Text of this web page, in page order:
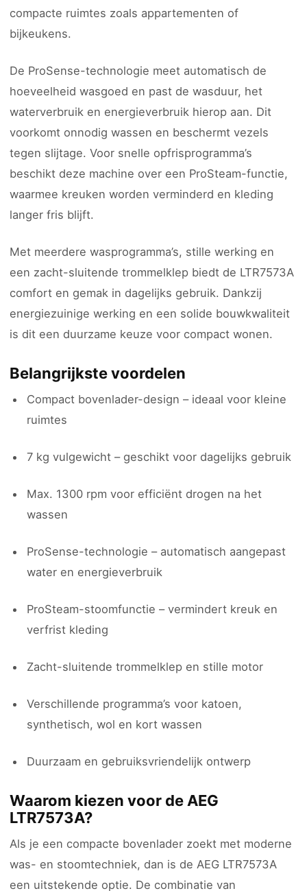
compacte ruimtes zoals appartementen of
bijkeukens.
De ProSense-technologie meet automatisch de
hoeveelheid wasgoed en past de wasduur, het
waterverbruik en energieverbruik hierop aan. Dit
voorkomt onnodig wassen en beschermt vezels
tegen slijtage. Voor snelle opfrisprogramma’s
beschikt deze machine over een ProSteam-functie,
waarmee kreuken worden verminderd en kleding
langer fris blijft.
Met meerdere wasprogramma’s, stille werking en
een zacht-sluitende trommelklep biedt de LTR7573A
comfort en gemak in dagelijks gebruik. Dankzij
energiezuinige werking en een solide bouwkwaliteit
is dit een duurzame keuze voor compact wonen.
Belangrijkste voordelen
Compact bovenlader-design – ideaal voor kleine
ruimtes
7 kg vulgewicht – geschikt voor dagelijks gebruik
Max. 1300 rpm voor efficiënt drogen na het
wassen
ProSense-technologie – automatisch aangepast
water en energieverbruik
ProSteam-stoomfunctie – vermindert kreuk en
verfrist kleding
Zacht-sluitende trommelklep en stille motor
Verschillende programma’s voor katoen,
synthetisch, wol en kort wassen
Duurzaam en gebruiksvriendelijk ontwerp
Waarom kiezen voor de AEG
LTR7573A?
Als je een compacte bovenlader zoekt met moderne
was- en stoomtechniek, dan is de AEG LTR7573A
een uitstekende optie. De combinatie van